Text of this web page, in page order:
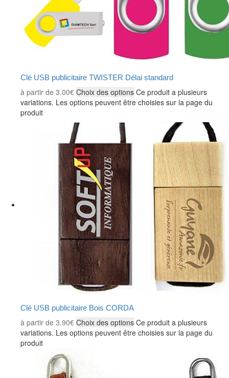
Clé USB publicitaire TWISTER Délai standard
à partir de 3.00€ Choix des options Ce produit a plusieurs
variations. Les options peuvent être choisies sur la page du
produit
Clé USB publicitaire Bois CORDA
à partir de 3.90€ Choix des options Ce produit a plusieurs
variations. Les options peuvent être choisies sur la page du
produit